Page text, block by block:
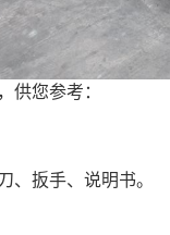
供您参考：
、扳手、说明书。